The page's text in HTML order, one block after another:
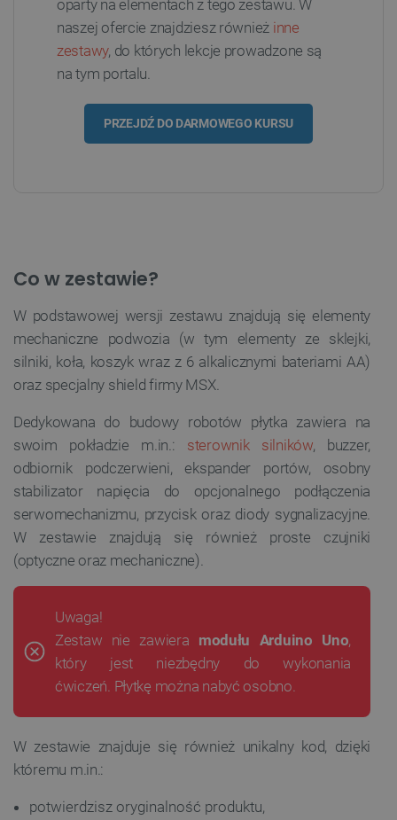
oparty na elementach z tego zestawu. W
naszej ofercie znajdziesz również inne
zestawy, do których lekcje prowadzone są
na tym portalu.
PRZEJDŹ DO DARMOWEGO KURSU
Co w zestawie?
W podstawowej wersji zestawu znajdują się elementy
mechaniczne podwozia (w tym elementy ze sklejki,
silniki, koła, koszyk wraz z 6 alkalicznymi bateriami AA)
oraz specjalny shield firmy MSX.
Dedykowana do budowy robotów płytka zawiera na
swoim pokładzie m.in.: sterownik silników, buzzer,
odbiornik podczerwieni, ekspander portów, osobny
stabilizator napięcia do opcjonalnego podłączenia
serwomechanizmu, przycisk oraz diody sygnalizacyjne.
W zestawie znajdują się również proste czujniki
(optyczne oraz mechaniczne).
Uwaga!
Zestaw nie zawiera modułu Arduino Uno,
który jest niezbędny do wykonania
ćwiczeń. Płytkę można nabyć osobno.
W zestawie znajduje się również unikalny kod, dzięki
któremu m.in.:
potwierdzisz oryginalność produktu,